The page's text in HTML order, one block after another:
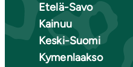
Etelä-Savo
Kainuu
Keski-Suomi
Kymenlaakso